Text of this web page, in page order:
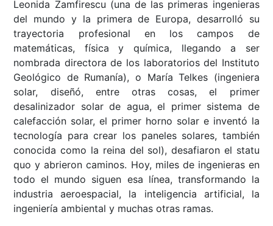
Leonida Zamfirescu (una de las primeras ingenieras
del mundo y la primera de Europa, desarrolló su
trayectoria profesional en los campos de
matemáticas, física y química, llegando a ser
nombrada directora de los laboratorios del Instituto
Geológico de Rumanía), o María Telkes (ingeniera
solar, diseñó, entre otras cosas, el primer
desalinizador solar de agua, el primer sistema de
calefacción solar, el primer horno solar e inventó la
tecnología para crear los paneles solares, también
conocida como la reina del sol), desafiaron el statu
quo y abrieron caminos. Hoy, miles de ingenieras en
todo el mundo siguen esa línea, transformando la
industria aeroespacial, la inteligencia artificial, la
ingeniería ambiental y muchas otras ramas.